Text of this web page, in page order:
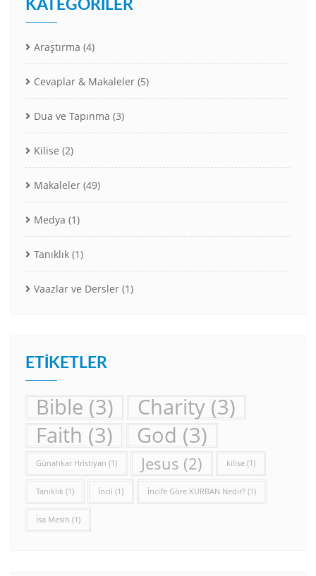
Araştırma (4)
Cevaplar & Makaleler (5)
Dua ve Tapınma (3)
Kilise (2)
Makaleler (49)
Medya (1)
Tanıklık (1)
Vaazlar ve Dersler (1)
ETIKETLER
Bible (3) Charity (3)
Faith (3) God (3)
Günahkar Hristiyan (1) Jesus (2) kilise (1)
Tanıklık (1) İncil (1) İncil’e Göre KURBAN Nedir? (1)
İsa Mesih (1)